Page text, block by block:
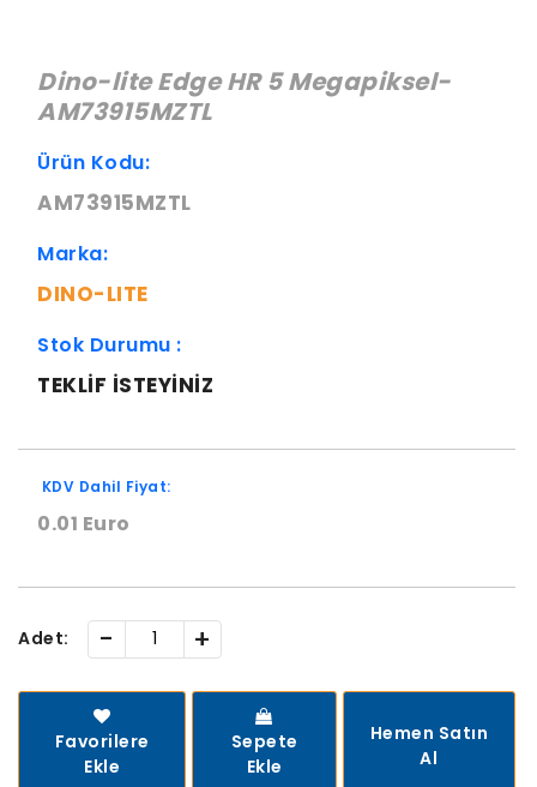
Dino-lite Edge HR 5 Megapiksel-
AM73915MZTL
Ürün Kodu:
AM73915MZTL
Marka:
DINO-LITE
Stok Durumu :
TEKLIF ISTEYINIZ
KDV Dahil Fiyat:
0.01 Euro
Adet: - +
Favorilere
Ekle
Sepete
Ekle
Hemen Satın
Al